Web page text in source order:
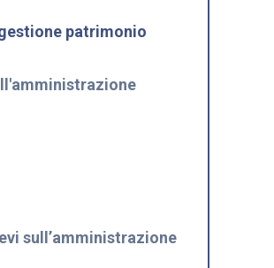
patrimonio
sull’amministrazione